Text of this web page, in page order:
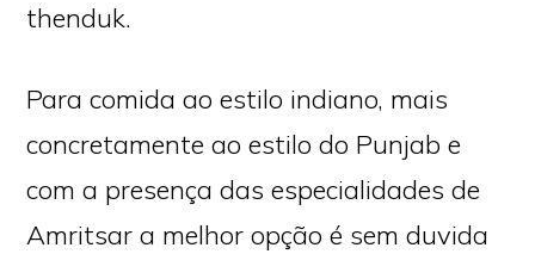
thenduk.
Para comida ao estilo indiano, mais
concretamente ao estilo do Punjab e
com a presença das especialidades de
Amritsar a melhor opção é sem duvida